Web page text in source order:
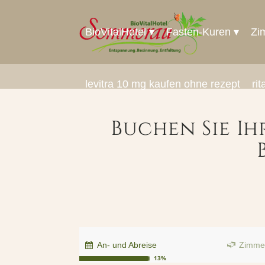
BioVitalHotel Fasten-Kuren
levitra 10 mg kaufen ohne rezept
Buchen Sie
An- und Abreise
13%